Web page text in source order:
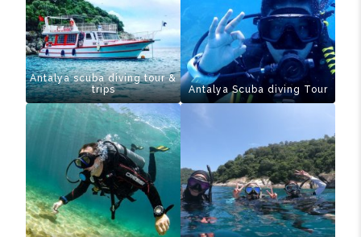
Antalya scuba diving tour &
trips
Antalya Scuba diving Tour